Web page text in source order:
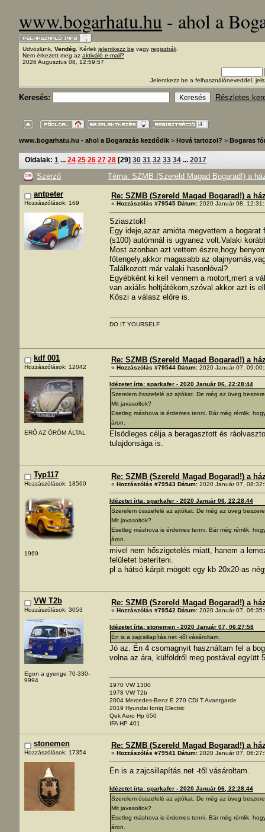
www.bogarhatu.hu - ahol a
Üdvözlünk, Vendég . Kérlek jelentkezz be vagy regisztrálj
Nem érkezett meg az aktiváló e-mail?
2026 Augusztus 08, 12:59:57
Jelentkezz be a felhasználóneveddel,
Keresés: Részletes
www.bogarhatu.hu - ahol a Bogarazás kezdődik > Hová tartozol? > Bogaras
Oldalak: 1 ... 24 25 26 27 28 [29] 30 31 32 33 34 ... 2017
Szerző
Téma: SZMB (Szereld Magad Bogarad!) a
antpeter
Hozzászólások: 169
Re: SZMB (Szereld Magad Bogarad!) a
« Hozzászólás #79545 Dátum: 2020 Január 08,
Sziasztok!
Egy ideje,azaz amióta megvettem a
(s100) autómnál is ugyanez volt.Valaki
Most azonban azt vettem észre,hogy
főtengely,akkor magasabb az
Találkozott már valaki hasonlóval?
Egyébként ki kell vennem a motort,mert a
van axiális holtjátékom,szóval akkor azt is
Köszi a válasz előre is.
DO IT YOURSELF
kdf 001
Hozzászólások: 12042
ERŐ AZ ÖRÖM ÁLTAL
Re: SZMB (Szereld Magad Bogarad!) a
« Hozzászólás #79544 Dátum: 2020 Január 07,
Idézetet írta: sparkafer - 2020 Január 06, 22:28:44
Szerelem összefelé az ajtókat. De még az üveg
Mit javasoltok?
Esetleg máshova is érdemes tenni. Bár még rémlik,
áron.
Elsödleges célja a beragasztott és
tulajdonsága is.
Typ117
Hozzászólások: 18560
1969
Re: SZMB (Szereld Magad Bogarad!) a
« Hozzászólás #79543 Dátum: 2020 Január 07,
Idézetet írta: sparkafer - 2020 Január 06, 22:28:44
Szerelem összefelé az ajtókat. De még az üveg
Mit javasoltok?
Esetleg máshova is érdemes tenni. Bár még rémlik,
áron.
mivel nem hőszigetelés miatt, hanem a
felületet beteríteni.
pl a hátsó kárpit mögött egy kb 20x20-as
VW T2b
Hozzászólások: 3053
Egon a gyenge 70-330-
9994
Re: SZMB (Szereld Magad Bogarad!) a
« Hozzászólás #79542 Dátum: 2020 Január 07,
Idézetet írta: stonemen - 2020 Január 07, 06:27:58
Én is a zajcsillapítás.net -től vásároltam.
Jó az. Én 4 csomagnyit használtam fel a
volna az ára, külföldről meg postával együtt
1970 VW 1300
1978 VW T2b
2004 Mercedes-Benz E 270 CDI T Avantgarde
2019 Hyundai Ioniq Electric
Qek Aero Hp 650
IFA HP 401
stonemen
Hozzászólások: 17354
Re: SZMB (Szereld Magad Bogarad!) a
« Hozzászólás #79541 Dátum: 2020 Január 07,
Én is a zajcsillapítás.net -től vásároltam.
Idézetet írta: sparkafer - 2020 Január 06, 22:28:44
Szerelem összefelé az ajtókat. De még az üveg
Mit javasoltok?
Esetleg máshova is érdemes tenni. Bár még rémlik,
áron.